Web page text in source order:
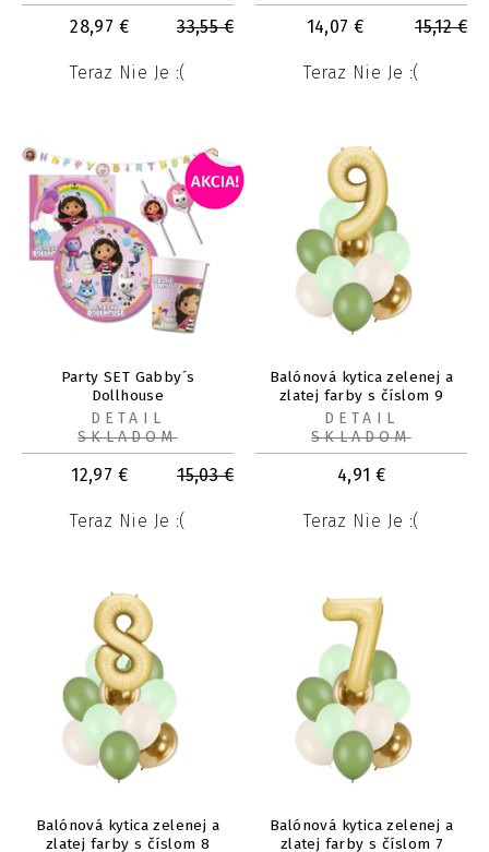
28,97 € 33,55€
Teraz Nie Je :(
14,07 € 15,12€
Teraz Nie Je :(
Party SET Gabby´s
Dollhouse
12,97 € 15,03€
Teraz Nie Je :(
DETAIL
SKLADOM
Balónová kytica zelenej a
zlatej farby s číslom 9
4,91 €
Teraz Nie Je :(
DETAIL
SKLADOM
Balónová kytica zelenej a
zlatej farby s číslom 8
Balónová kytica zelenej a
zlatej farby s číslom 7